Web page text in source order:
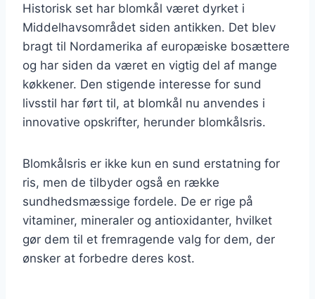
Historisk set har blomkål været dyrket i
Middelhavsområdet siden antikken. Det blev
bragt til Nordamerika af europæiske bosættere
og har siden da været en vigtig del af mange
køkkener. Den stigende interesse for sund
livsstil har ført til, at blomkål nu anvendes i
innovative opskrifter, herunder blomkålsris.
Blomkålsris er ikke kun en sund erstatning for
ris, men de tilbyder også en række
sundhedsmæssige fordele. De er rige på
vitaminer, mineraler og antioxidanter, hvilket
gør dem til et fremragende valg for dem, der
ønsker at forbedre deres kost.